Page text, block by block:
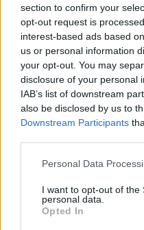
section to confirm your
opt-out request is
interest-based ads based
us or personal information
your opt-out. You may
disclosure of your personal
IAB’s list of downstream
also be disclosed by us to
Downstream Participants
Personal Data
I want to opt-out of the
personal data.
Opted In
2
MATKAILU
Finnairin
jatkossa
matkustajille